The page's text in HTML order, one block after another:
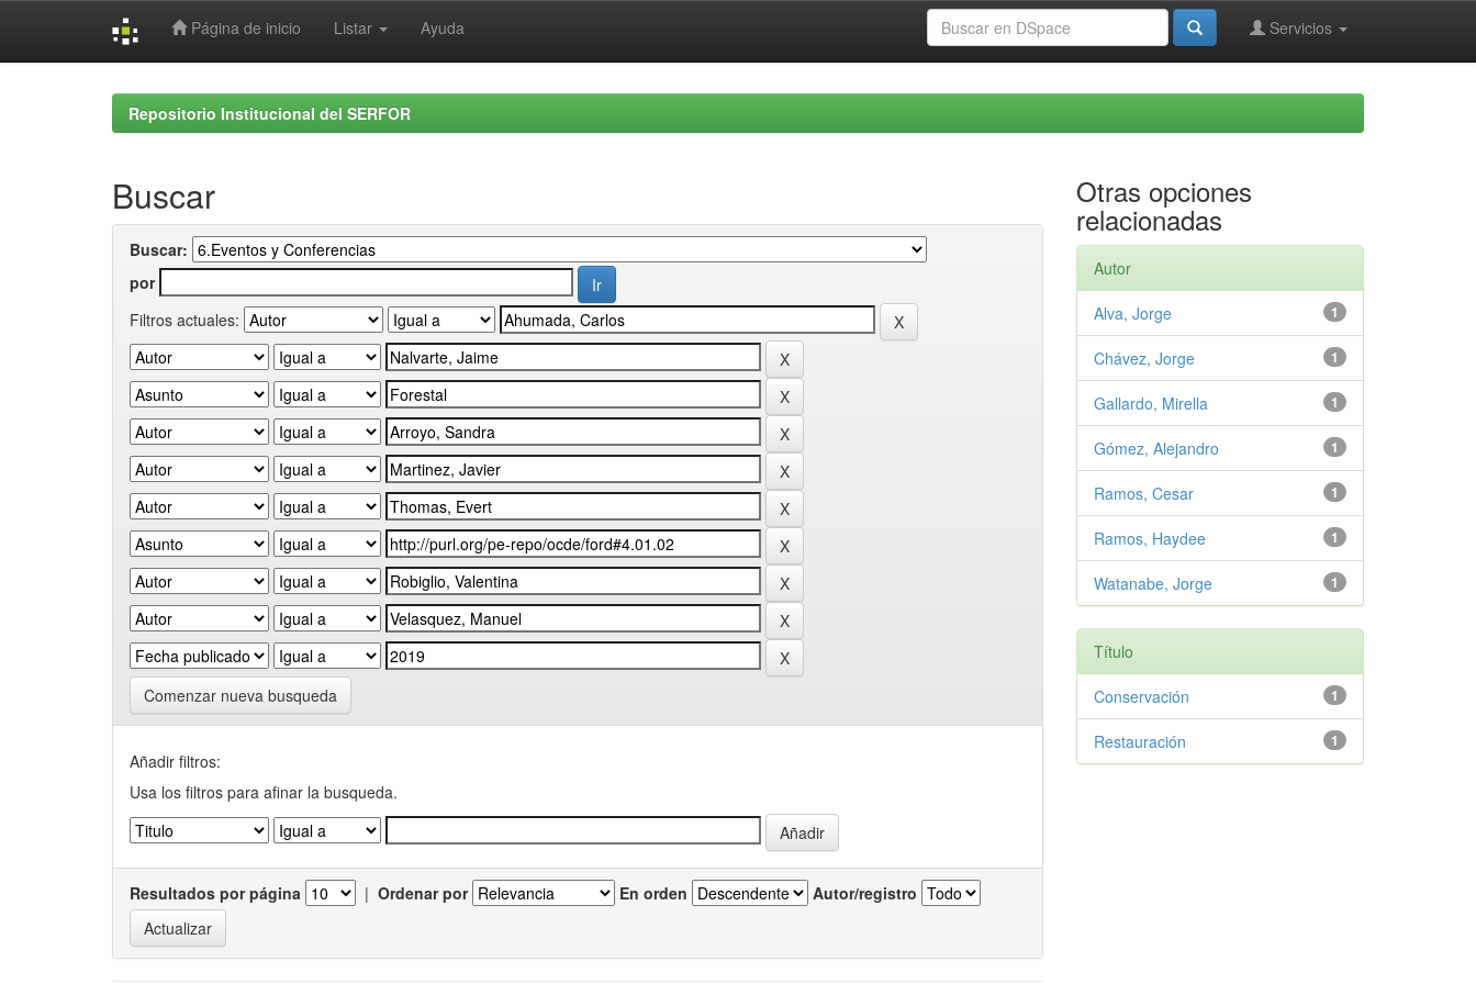
Página de inicio Listar Ayuda Servicios
Repositorio Institucional del SERFOR
Buscar
Buscar:
por
Filtros actuales:
Comenzar nueva busqueda
Añadir filtros:
Usa los filtros para afinar la busqueda.
Resultados por página | Ordenar por En orden Autor/registro
Otras opciones
relacionadas
Autor
1
Alva, Jorge
1
Chávez, Jorge
1
Gallardo, Mirella
1
Gómez, Alejandro
1
Ramos, Cesar
1
Ramos, Haydee
1
Watanabe, Jorge
Título
1
Conservación
1
Restauración